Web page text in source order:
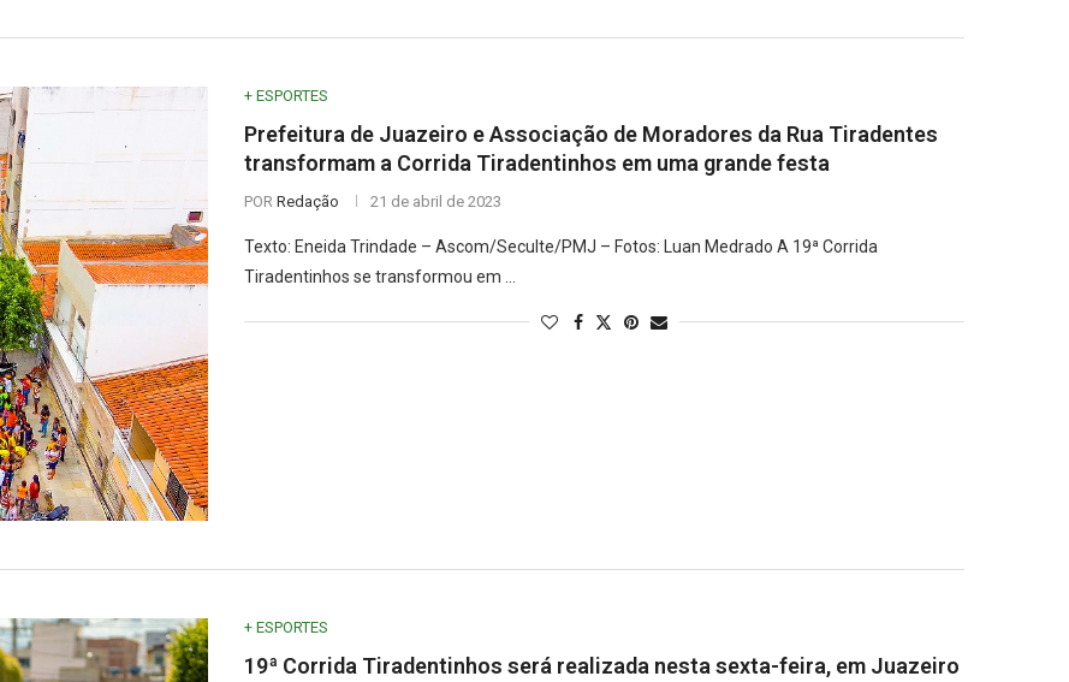
+ ESPORTES
Prefeitura de Juazeiro e Associação de Moradores da Rua Tiradentes
transformam a Corrida Tiradentinhos em uma grande festa
PORRedação 21 de abril de 2023
Texto: Eneida Trindade – Ascom/Seculte/PMJ – Fotos: Luan Medrado A 19ª Corrida
Tiradentinhos se transformou em …
+ ESPORTES
19ª Corrida Tiradentinhos será realizada nesta sexta-feira, em Juazeiro